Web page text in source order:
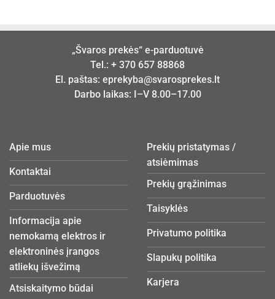
„Švaros prekės“ e-parduotuvė
Tel.: + 370 657 88868
El. paštas: eprekyba@svarosprekes.lt
Darbo laikas: I–V 8.00–17.00
Apie mus
Kontaktai
Parduotuvės
Informacija apie
nemokamą elektros ir
elektroninės įrangos
atliekų išvežimą
Atsiskaitymo būdai
Prekių pristatymas /
atsiėmimas
Prekių grąžinimas
Taisyklės
Privatumo politika
Slapukų politika
Karjera